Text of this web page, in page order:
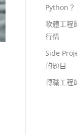
Python？
軟體工程
行情
Side
的題目
轉職工程